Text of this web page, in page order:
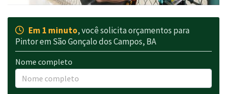
Em 1 minuto, você solicita orçamentos para
Pintor em São Gonçalo dos Campos, BA
Nome completo